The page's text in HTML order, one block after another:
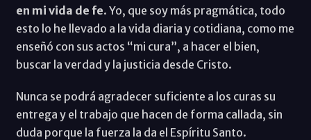
en mi vida de fe. Yo, que soy más pragmática, todo
esto lo he llevado a la vida diaria y cotidiana, como me
enseñó con sus actos “mi cura”, a hacer el bien,
buscar la verdad y la justicia desde Cristo.
Nunca se podrá agradecer suficiente a los curas su
entrega y el trabajo que hacen de forma callada, sin
duda porque la fuerza la da el Espíritu Santo.